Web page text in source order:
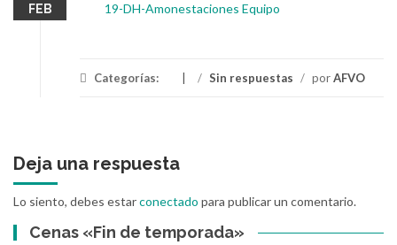
FEB 19-DH-Amonestaciones Equipo
Categorías: / Sin respuestas / porAFVO
Deja una respuesta
Lo siento, debes estarconectado para publicar un comentario.
Cenas «Fin de temporada»